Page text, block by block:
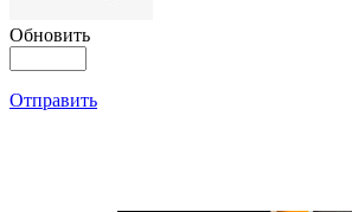
Обновить
Отправить